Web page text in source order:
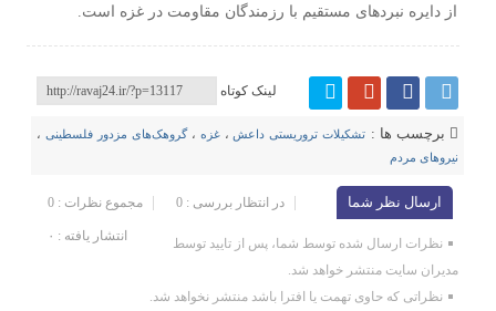
از دایره نبردهای مستقیم با رزمندگان مقاومت در غزه است.
لینک کوتاه
برچسب ها : تشکیلات تروریستی داعش ،غزه ،گروهک‌های مزدور فلسطینی،
نیروهای مردم
ارسال نظر شما مجموع نظرات : 0 در انتظار بررسی : 0
انتشار یافته : ۰
نظرات ارسال شده توسط شما، پس از تایید توسط
مدیران سایت منتشر خواهد شد.
نظراتی که حاوی تهمت یا افترا باشد منتشر نخواهد شد.